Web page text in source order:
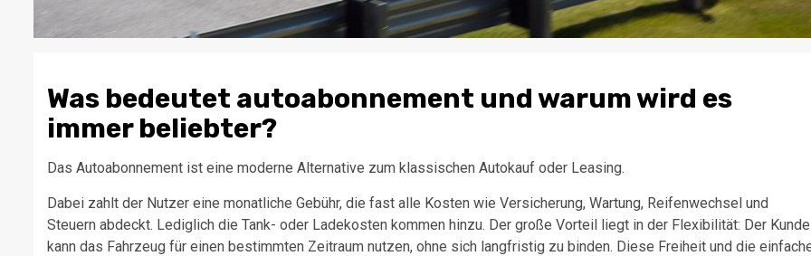
Was bedeutet autoabonnement und warum wird es
immer beliebter?
Das Autoabonnement ist eine moderne Alternative zum klassischen Autokauf oder Leasing.
Dabei zahlt der Nutzer eine monatliche Gebühr, die fast alle Kosten wie Versicherung, Wartung, Reifenwechsel und
Steuern abdeckt. Lediglich die Tank- oder Ladekosten kommen hinzu. Der große Vorteil liegt in der Flexibilität: Der Kunde
kann das Fahrzeug für einen bestimmten Zeitraum nutzen, ohne sich langfristig zu binden. Diese Freiheit und die